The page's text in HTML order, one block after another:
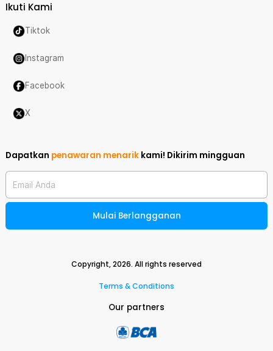
Ikuti Kami
Tiktok
Instagram
Facebook
X
Dapatkan penawaran menarik kami! Dikirim mingguan
Email Anda
Mulai Berlangganan
Copyright,2026. All rights reserved
Terms & Conditions
Our partners